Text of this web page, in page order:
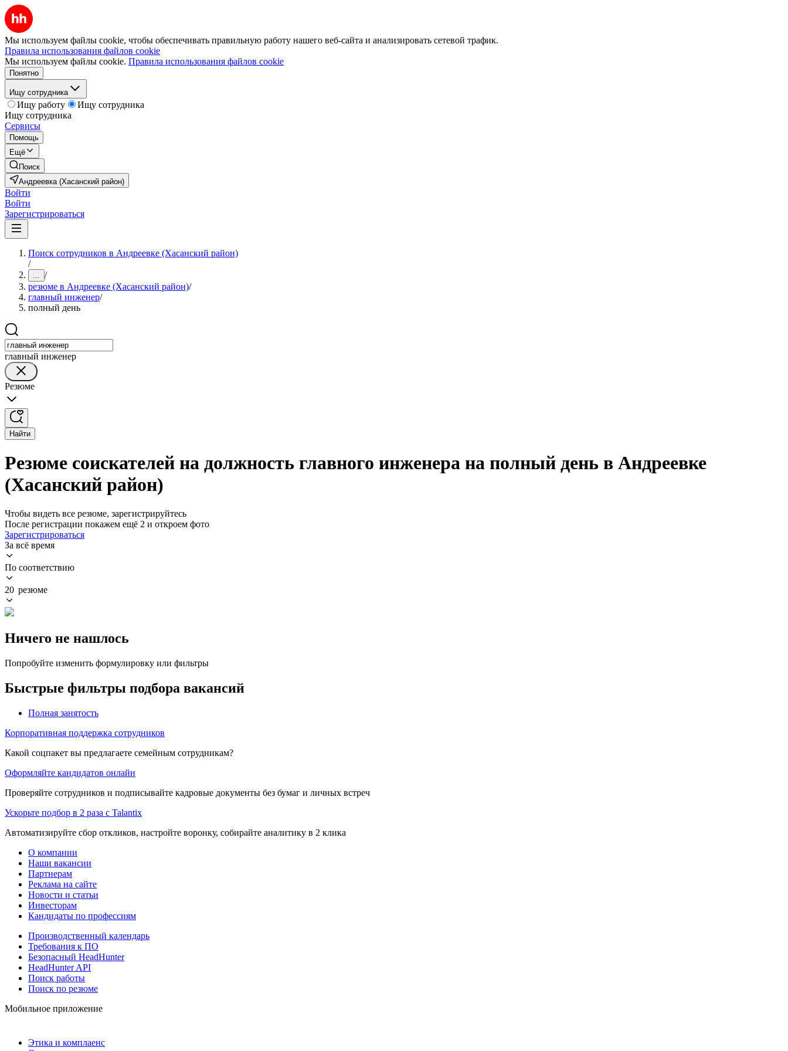
Мы используем файлы cookie, чтобы обеспечивать правильную работу нашего веб-сайта и анализировать сетевой трафик.
Правила использования файлов cookie
Мы используем файлы cookie. Правила использования файлов cookie
Понятно
Ищу сотрудника
Ищу работу
Ищу сотрудника
Ищу сотрудника
Сервисы
Помощь
Ещё
Поиск
Андреевка (Хасанский район)
Войти
Войти
Зарегистрироваться
Поиск сотрудников в Андреевке (Хасанский район)
/
... /
резюме в Андреевке (Хасанский район)/
главный инженер/
полный день
главный инженер
Резюме
Найти
Резюме соискателей на должность главного инженера на полный день в Андреевке
(Хасанский район)
Чтобы видеть все резюме, зарегистрируйтесь
После регистрации покажем ещё 2 и откроем фото
Зарегистрироваться
За всё время
По соответствию
20 резюме
Ничего не нашлось
Попробуйте изменить формулировку или фильтры
Быстрые фильтры подбора вакансий
Полная занятость
Корпоративная поддержка сотрудников
Какой соцпакет вы предлагаете семейным сотрудникам?
Оформляйте кандидатов онлайн
Проверяйте сотрудников и подписывайте кадровые документы без бумаг и личных встреч
Ускорьте подбор в 2 раза с Talantix
Автоматизируйте сбор откликов, настройте воронку, собирайте аналитику в 2 клика
О компании
Наши вакансии
Партнерам
Реклама на сайте
Новости и статьи
Инвесторам
Кандидаты по профессиям
Производственный календарь
Требования к ПО
Безопасный HeadHunter
HeadHunter API
Поиск работы
Поиск по резюме
Мобильное приложение
Этика и комплаенс